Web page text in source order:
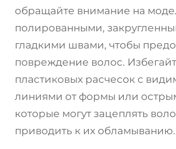
обращайте внимание на
полированными,
гладкими швами, чтобы
повреждение волос.
пластиковых расчесок с
линиями от формы или
которые могут зацеплять
приводить к их обламыванию.